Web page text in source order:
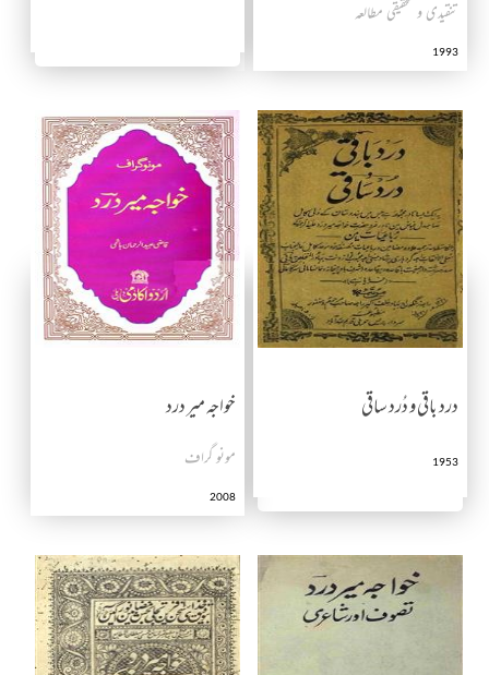
تنقیدی و تحقیقی مطالعہ
1993
درد باقی و دُرد ساقی
1953
خواجہ میر درد
مونو گراف
2008